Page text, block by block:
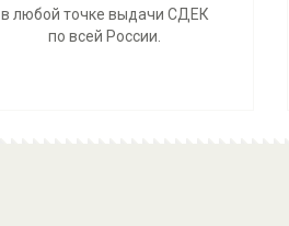
в любой точке выдачи СДЕК
по всей России.